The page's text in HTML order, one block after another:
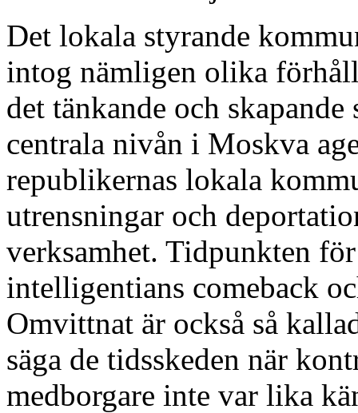
Det lokala styrande
intog nämligen olika
det tänkande och
centrala nivån i Moskva
republikernas lokala
utrensningar och
verksamhet. Tidpunkten
intelligentians comeback
Omvittnat är också så
säga de tidsskeden när
medborgare inte var lika